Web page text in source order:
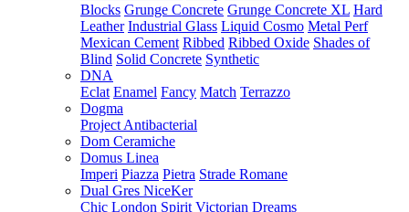
Blocks Grunge Concrete Grunge Concrete XL Hard
Leather Industrial Glass Liquid Cosmo Metal Perf
Mexican Cement Ribbed Ribbed Oxide Shades of
Blind Solid Concrete Synthetic
DNA
Eclat Enamel Fancy Match Terrazzo
Dogma
Project Antibacterial
Dom Ceramiche
Domus Linea
Imperi Piazza Pietra Strade Romane
Dual Gres NiceKer
Chic London Spirit Victorian Dreams